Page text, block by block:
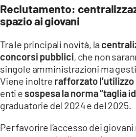
Reclutamento:
spazio ai giovani
Tra le principali novità, la
concorsi pubblici, che non
singole amministrazioni ma
Viene inoltre rafforzato
enti e sospesa la norma “taglia
graduatorie del 2024 e del 2025.
Per favorire l’accesso dei